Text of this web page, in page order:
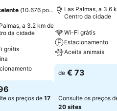
(10.676 pontuações )
a 3.2 km de
da cidade
grátis
os preços de 17
Las Palmas, a 3.6
Centro da cidade
Wi-Fi grátis
Estacionamento
Aceita animais
de € 73
Consulte os preços
20 sites